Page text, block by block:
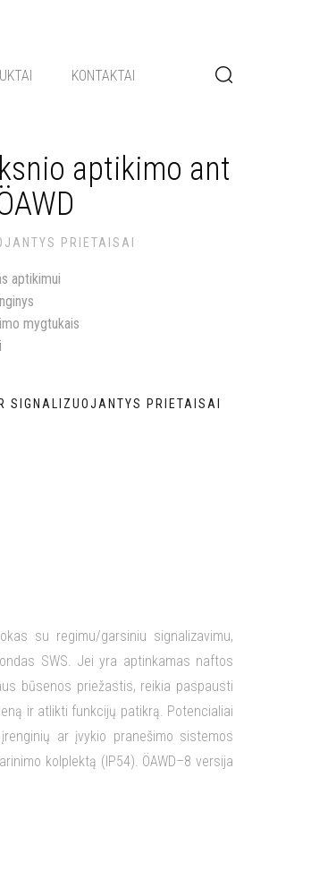
KONTAKTAI
aptikimo ant
PRIETAISAI
aptikimui
mygtukais
SIGNALIZUOJANTYS PRIETAISAI
su regimu/garsiniu signalizavimu,
SWS. Jei yra aptinkamas naftos
būsenos priežastis, reikia paspausti
ir atlikti funkcijų patikrą. Potencialiai
ar įvykio pranešimo sistemos
kolplektą (IP54). ÖAWD–8 versija